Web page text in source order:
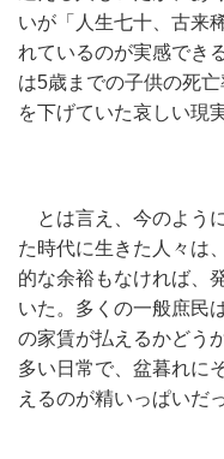
いが「人生七十、古来
れているのが実感でき
は5歳までの子供の死
を下げていた哀しい現
とは言え、今のよう
た時代に生きた人々は
的な余裕もなければ、
いた。多くの一般庶民
の家賃が払えるかどう
多い日常で、盆暮れに
えるのが精いっぱいだ